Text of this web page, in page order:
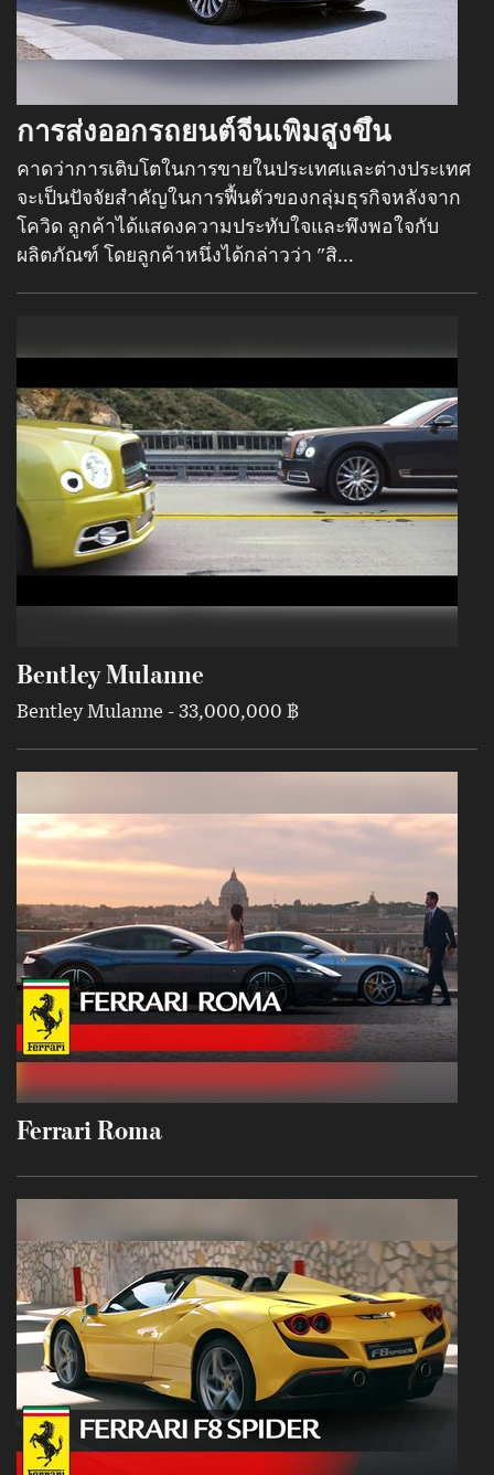
การส่งออกรถยนต์จีนเพิ่มสูงขึ้น
คาดว่าการเติบโตในการขายในประเทศและต่างประเทศ
จะเป็นปัจจัยสำคัญในการฟื้นตัวของกลุ่มธุรกิจหลังจาก
โควิด ลูกค้าได้แสดงความประทับใจและพึงพอใจกับ
ผลิตภัณฑ์ โดยลูกค้าหนึ่งได้กล่าวว่า "สิ...
Bentley Mulanne
Bentley Mulanne - 33,000,000 ฿
Ferrari Roma